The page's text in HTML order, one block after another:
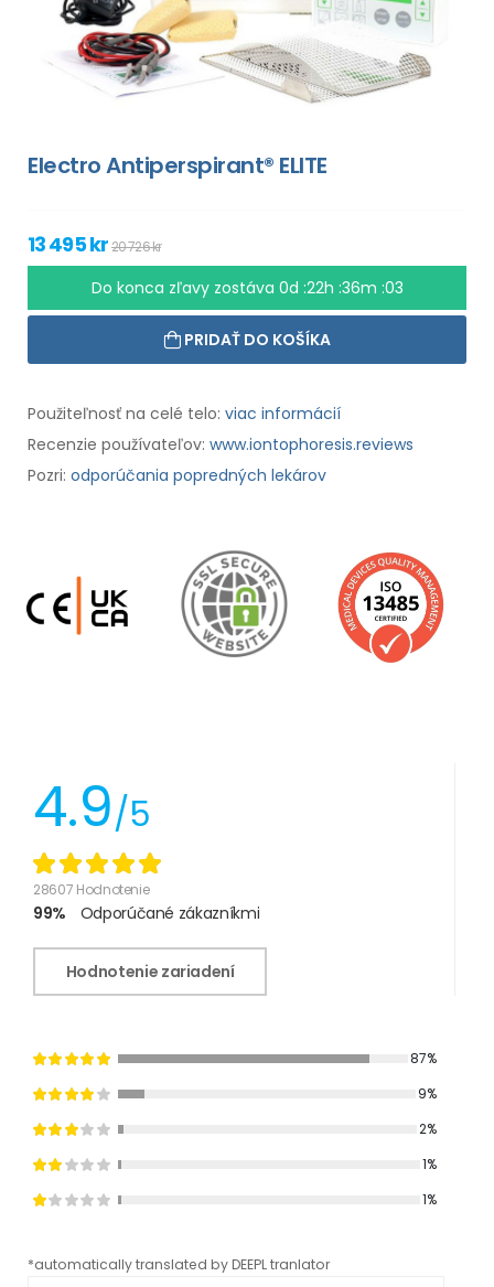
Electro Antiperspirant® ELITE
13 495 kr20 726 kr
Do konca zľavy zostáva 0d :22h :36m :02
PRIDAŤ DO KOŠÍKA
Použiteľnosť na celé telo: viac informácií
Recenzie používateľov: www.iontophoresis.reviews
Pozri: odporúčania popredných lekárov
4.9/5
28607 Hodnotenie
99% Odporúčané zákazníkmi
Hodnotenie zariadení
87%
9%
2%
1%
1%
*automatically translated by DEEPL tranlator